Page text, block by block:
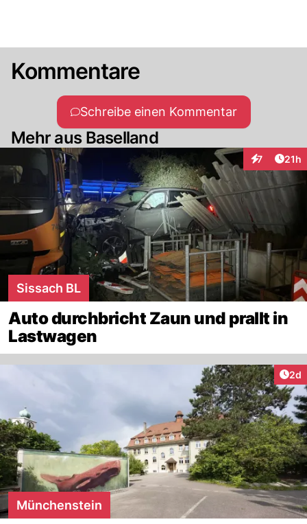
Kommentare
Schreibe einen Kommentar
Mehr aus Baselland
7 21h
Sissach BL
Auto durchbricht Zaun und prallt in
Lastwagen
2d
Münchenstein